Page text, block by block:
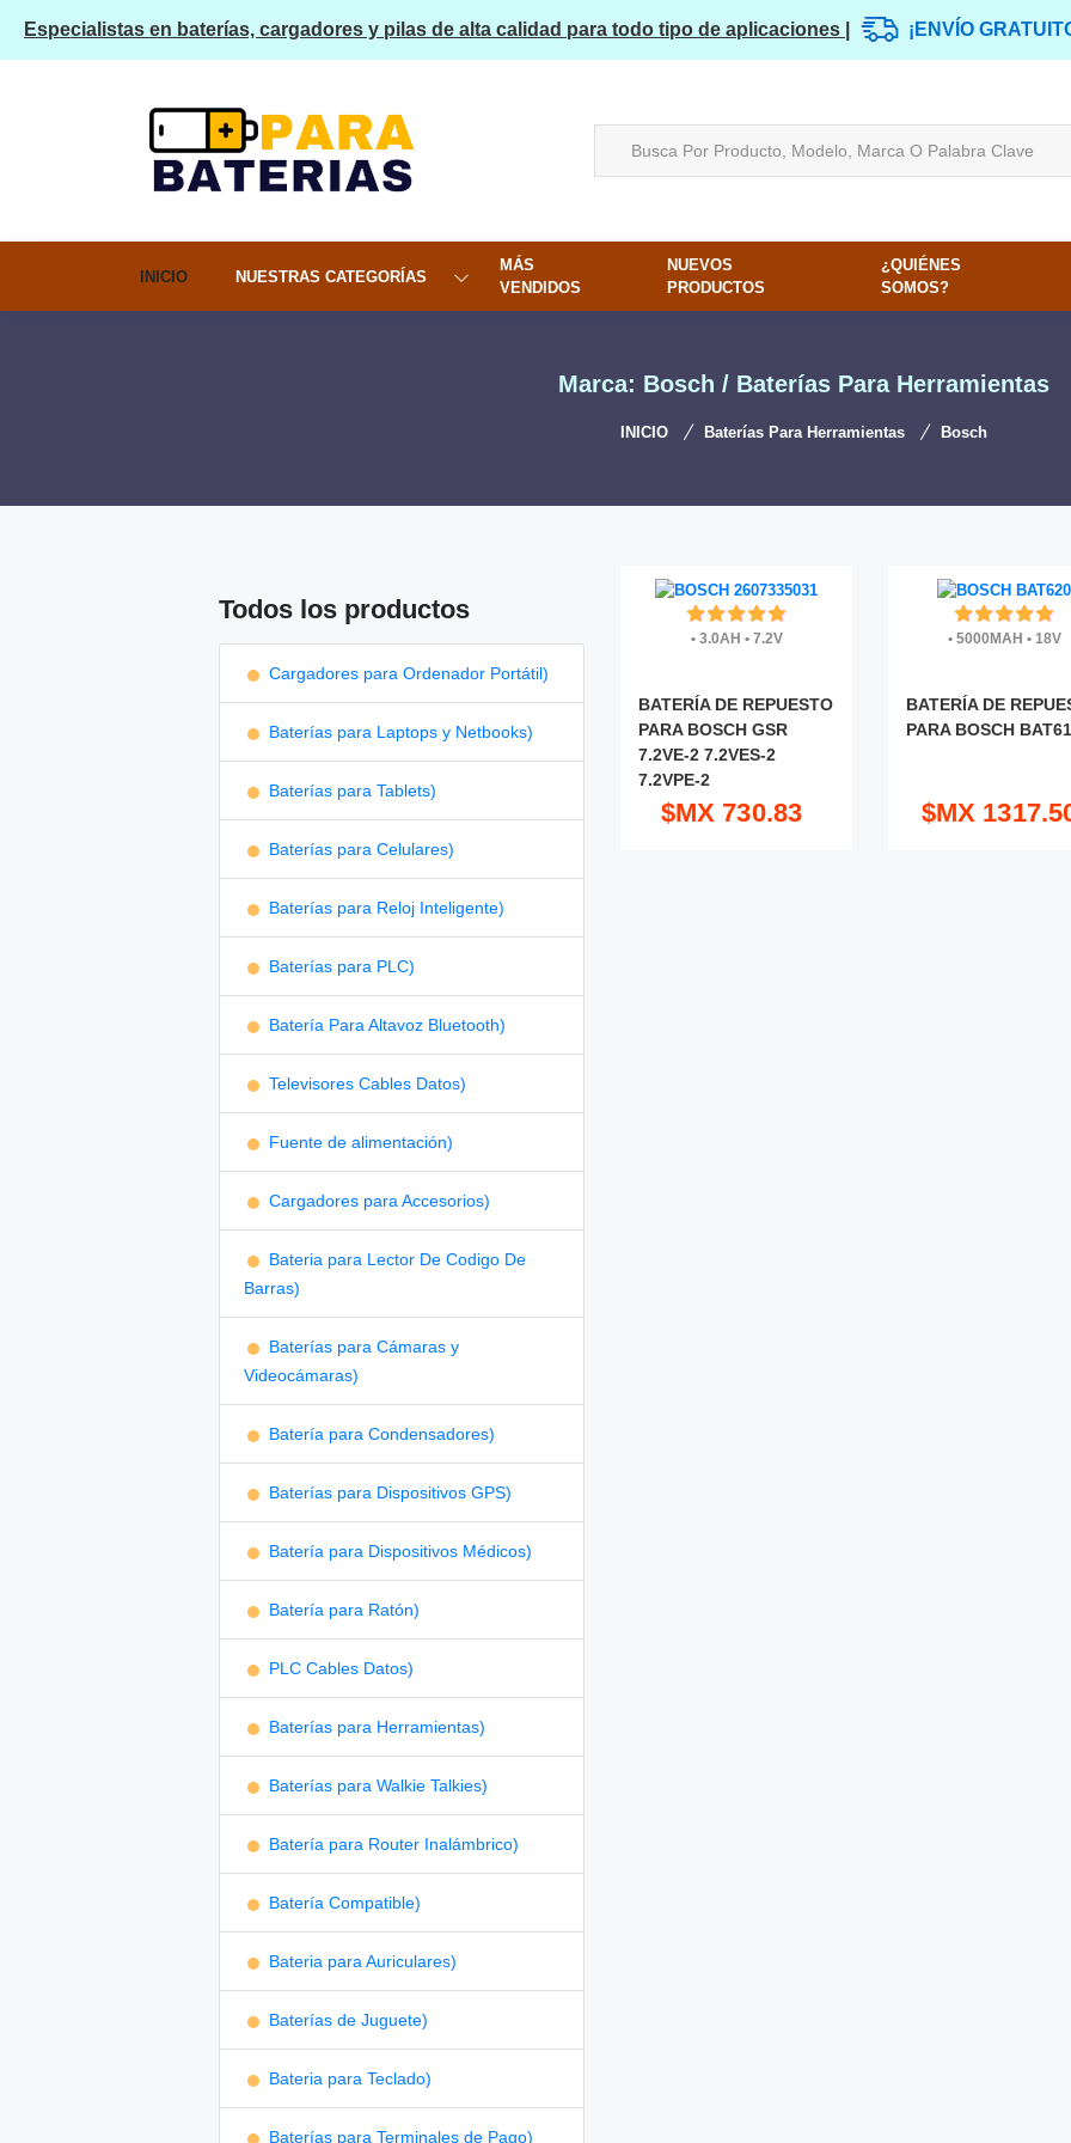
Especialistas en baterías, cargadores y pilas de alta calidad para todo tipo de aplicaciones | ¡ENVÍO
INICIO NUESTRAS CATEGORÍAS
MÁS
VENDIDOS
NUEVOS
PRODUCTOS
¿QUIÉNES
SOMOS?
Marca: Bosch / Baterías Para Herramientas
INICIO Baterías Para Herramientas Bosch
Todos los productos
Cargadores para Ordenador Portátil)
Baterías para Laptops y Netbooks)
Baterías para Tablets)
Baterías para Celulares)
Baterías para Reloj Inteligente)
Baterías para PLC)
Batería Para Altavoz Bluetooth)
Televisores Cables Datos)
Fuente de alimentación)
Cargadores para Accesorios)
Bateria para Lector De Codigo De
Barras)
Baterías para Cámaras y
Videocámaras)
Batería para Condensadores)
Baterías para Dispositivos GPS)
Batería para Dispositivos Médicos)
Batería para Ratón)
PLC Cables Datos)
Baterías para Herramientas)
Baterías para Walkie Talkies)
Batería para Router Inalámbrico)
Batería Compatible)
Bateria para Auriculares)
Baterías de Juguete)
Bateria para Teclado)
Baterías para Terminales de Pago)
•3.0AH •7.2V
BATERÍA DE REPUESTO
PARA BOSCH GSR
7.2VE-2 7.2VES-2
7.2VPE-2
$MX 730.83
•5000MAH •18V
BATERÍA DE
PARA BOSCH
$MX